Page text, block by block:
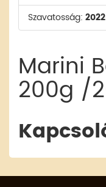
Szavatosság:
Marini
200g /